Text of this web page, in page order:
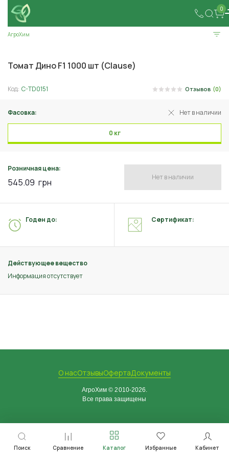
0
Поиск Сравнение Каталог Избранные Кабинет
АгроХим
Томат Дино F1 1000 шт (Clause)
Код: C-TD0151 Отзывов (0)
Фасовка: Нет в наличии
0 кг
Розничная цена:
545.09 грн Нет в наличии
Действующее вещество
Информация отсутствует
Годен до: Сертификат:
О насОтзывыОфертаДокументы
АгроХим © 2010-2026.
Все права защищены